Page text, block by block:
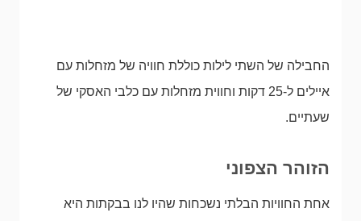
החבילה של השתי לילות כוללת חוויה של מזחלות עם
איילים ל-25 דקות וחווית מזחלות עם כלבי האסקי של
שעתיים.
הזוהר הצפוני
אחת החוויות הבלתי נשכחות שהיו לנו בבקתות היא